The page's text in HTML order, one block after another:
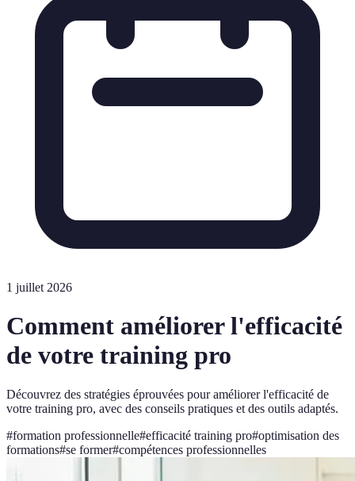
1 juillet 2026
Comment améliorer l'efficacité
de votre training pro
Découvrez des stratégies éprouvées pour améliorer l'efficacité de
votre training pro, avec des conseils pratiques et des outils adaptés.
#formation professionnelle#efficacité training pro#optimisation des
formations#se former#compétences professionnelles